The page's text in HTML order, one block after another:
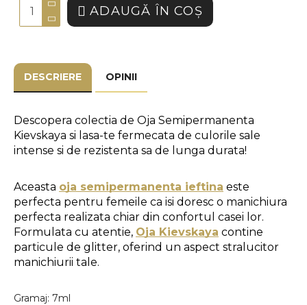
ADAUGĂ ÎN COŞ
DESCRIERE OPINII
Descopera colectia de Oja Semipermanenta
Kievskaya si lasa-te fermecata de culorile sale
intense si de rezistenta sa de lunga durata!
Aceasta oja semipermanenta ieftina este
perfecta pentru femeile ca isi doresc o manichiura
perfecta realizata chiar din confortul casei lor.
Formulata cu atentie, Oja Kievskaya contine
particule de glitter, oferind un aspect stralucitor
manichiurii tale.
Gramaj: 7ml